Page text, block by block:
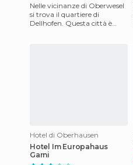
Nelle vicinanze di Oberwesel
si trova il quartiere di
Dellhofen. Questa città è
Hotel di Oberhausen
Hotel Im Europahaus
Garni